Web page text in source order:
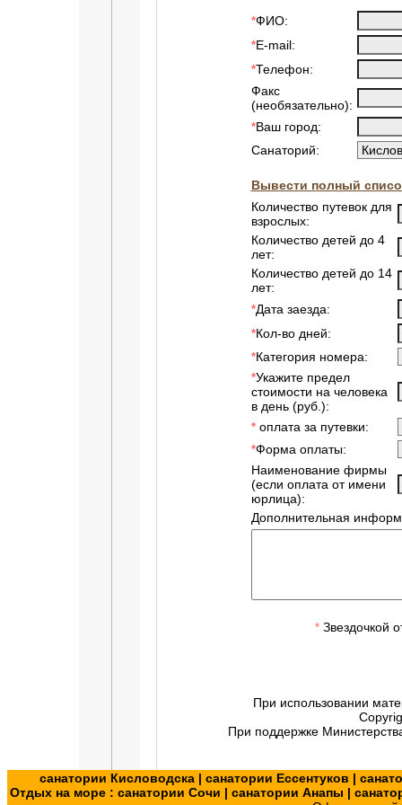
*ФИО:
*E-mail:
*Телефон:
Факс
(необязательно):
*Ваш город:
Санаторий:
Вывести полный
Количество путевок для
взрослых:
Количество детей до 4
лет:
Количество детей до 14
лет:
*Дата заезда:
*Кол-во дней:
*Категория номера:
*Укажите предел
стоимости на человека
в день (руб.):
*оплата за путевки:
*Форма оплаты:
Наименование фирмы
(если оплата от имени
юрлица):
Дополнительная
*Звездочкой
При использовании
При поддержке
санатории Кисловодска| санатории Ессентуков |
Отдых на море : санатории Сочи | санатории Анапы |